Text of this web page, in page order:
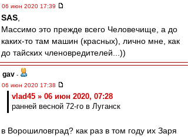
06 июн 2020 17:39
SAS
Массимо это прежде всего Человечище, а до
каких-то там машин (красных), лично мне, как
до тайских членовредителей...))
gav -
06 июн 2020 17:38
vlad45 » 06 июн 2020, 07:28
ранней весной 72-го в Луганск
в Ворошиловград? как раз в том году их Заря